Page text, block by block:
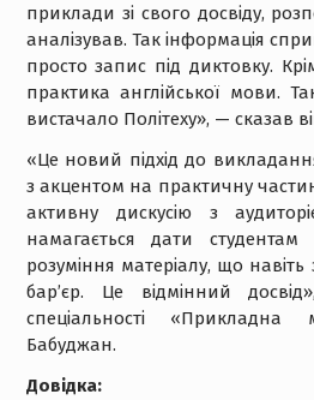
приклади зі свого досвіду,
аналізував. Так інформація
просто запис під диктовку.
практика англійської мови.
вистачало Політеху», — сказав
«Це новий підхід до
з акцентом на практичну
активну дискусію з
намагається дати
розуміння матеріалу, що
бар’єр. Це відмінний
спеціальності «Прикладна
Бабуджан.
Довідка: